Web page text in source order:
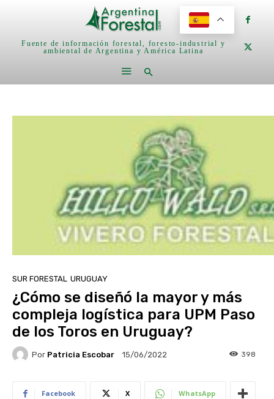
Fuente de información forestal, foresto-industrial y
ambiental de Argentina y América Latina
SUR FORESTAL URUGUAY
¿Cómo se diseñó la mayor y más
compleja logística para UPM Paso
de los Toros en Uruguay?
Por Patricia Escobar 15/06/2022 398
Facebook X WhatsApp